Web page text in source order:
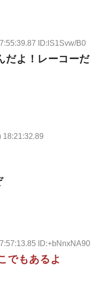
ID:lS1Svw/B0
だよ！レーコーだ
18:21:32.89
ID:+bNnxNA90
でもあるよ